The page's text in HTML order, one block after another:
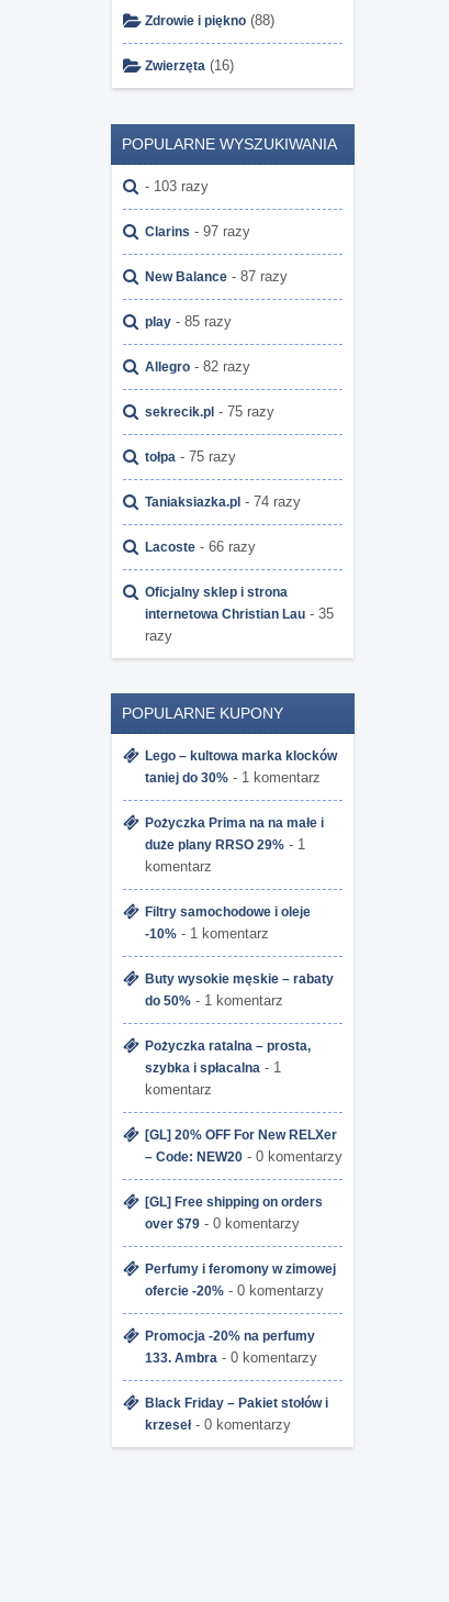
Zdrowie i piękno (88)
Zwierzęta (16)
POPULARNE WYSZUKIWANIA
- 103 razy
Clarins - 97 razy
New Balance - 87 razy
play - 85 razy
Allegro - 82 razy
sekrecik.pl - 75 razy
tołpa - 75 razy
Taniaksiazka.pl - 74 razy
Lacoste - 66 razy
Oficjalny sklep i strona
internetowa Christian Lau - 35
razy
POPULARNE KUPONY
Lego – kultowa marka klocków
taniej do 30% - 1 komentarz
Pożyczka Prima na na małe i
duże plany RRSO 29% - 1
komentarz
Filtry samochodowe i oleje
-10% - 1 komentarz
Buty wysokie męskie – rabaty
do 50% - 1 komentarz
Pożyczka ratalna – prosta,
szybka i spłacalna - 1
komentarz
[GL] 20% OFF For New RELXer
– Code: NEW20 - 0 komentarzy
[GL] Free shipping on orders
over $79 - 0 komentarzy
Perfumy i feromony w zimowej
ofercie -20% - 0 komentarzy
Promocja -20% na perfumy
133. Ambra - 0 komentarzy
Black Friday – Pakiet stołów i
krzeseł- 0 komentarzy